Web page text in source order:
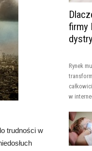
trudności w
firmy
Rynek
w